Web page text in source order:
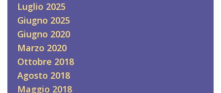
Luglio 2025
Giugno 2025
Giugno 2020
Marzo 2020
Ottobre 2018
Agosto 2018
Maggio 2018